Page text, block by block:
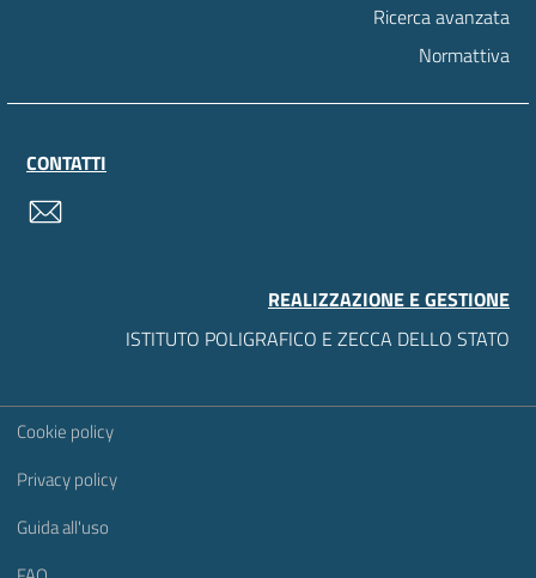
Ricerca avanzata
Normattiva
CONTATTI
REALIZZAZIONE E GESTIONE
ISTITUTO POLIGRAFICO E ZECCA DELLO STATO
Sezione Link Utili
Cookie policy
Privacy policy
Guida all'uso